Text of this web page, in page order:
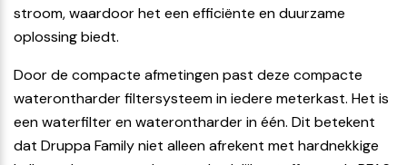
stroom, waardoor het een efficiënte en duurzame
oplossing biedt.
Door de compacte afmetingen past deze compacte
waterontharder filtersysteem in iedere meterkast. Het is
een waterfilter en waterontharder in één. Dit betekent
dat Druppa Family niet alleen afrekent met hardnekkige